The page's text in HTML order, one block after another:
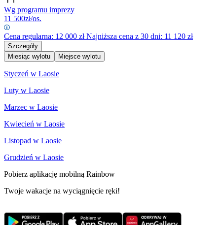
Wg programu imprezy
11 500zł/os.
Cena regularna: 12 000 złNajniższa cena z 30 dni: 11 120 zł
Szczegóły
Miesiąc wylotu
Miejsce wylotu
Styczeń w Laosie
Luty w Laosie
Marzec w Laosie
Kwiecień w Laosie
Listopad w Laosie
Grudzień w Laosie
Pobierz aplikację mobilną Rainbow
Twoje wakacje na wyciągnięcie ręki!